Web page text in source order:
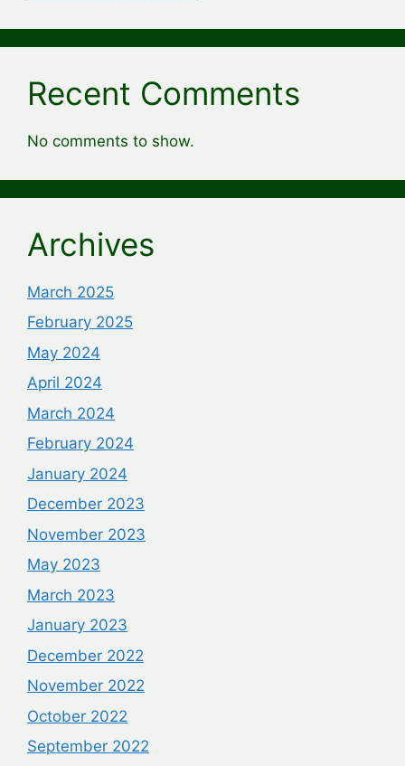
Recent Comments
No comments to show.
Archives
March 2025
February 2025
May 2024
April 2024
March 2024
February 2024
January 2024
December 2023
November 2023
May 2023
March 2023
January 2023
December 2022
November 2022
October 2022
September 2022